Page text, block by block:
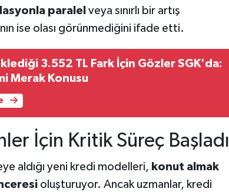
paralel veya sınırlı bir artış
ise olası görünmediğini ifade etti.
3.552 TL Fark İçin Gözler SGK'da:
Merak Konusu
İçin Kritik Süreç Başladı
aldığı yeni kredi modelleri, konut almak
oluşturuyor. Ancak uzmanlar, kredi